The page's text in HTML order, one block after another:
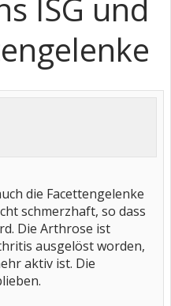
ISG und
die Facettengelenke
schmerzhaft, so dass
Die Arthrose ist
ausgelöst worden,
aktiv ist. Die